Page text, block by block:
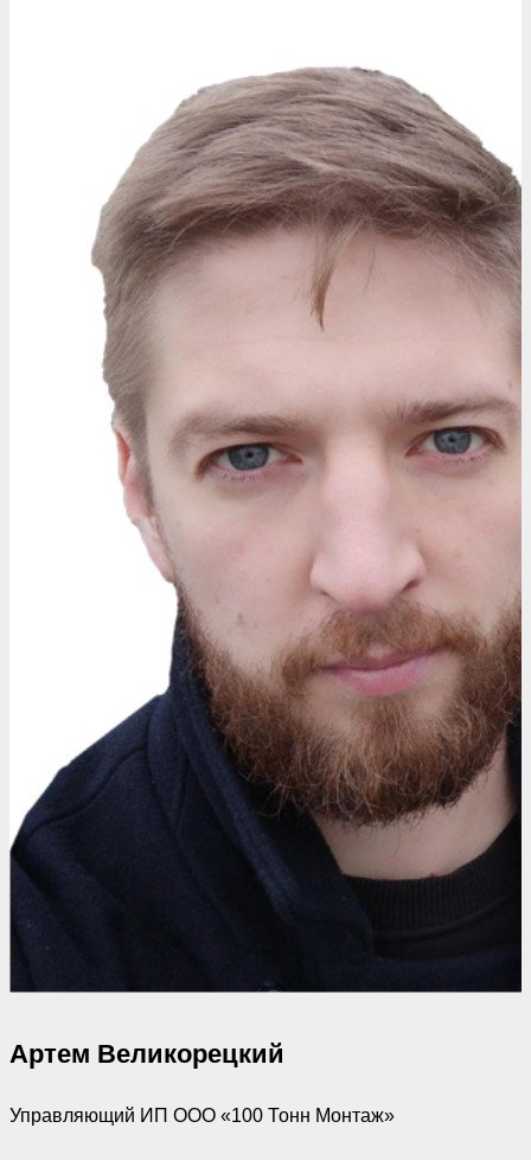
Артем Великорецкий
Управляющий ИП ООО «100 Тонн Монтаж»